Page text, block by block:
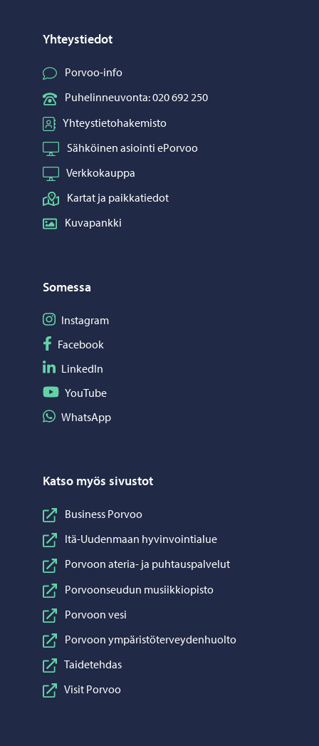
Yhteystiedot
Porvoo-info
Puhelinneuvonta: 020 692 250
Yhteystietohakemisto
Sähköinen asiointi ePorvoo
Verkkokauppa
Kartat ja paikkatiedot
Kuvapankki
Somessa
Seuraa Instagram
Instagram
Seuraa Facebook
Facebook
Seuraa LinkedIn
LinkedIn
Seuraa YouTube
YouTube
Jaa WhatsApp
WhatsApp
Katso myös sivustot
Business Porvoo
Itä-Uudenmaan hyvinvointialue
Porvoon ateria- ja puhtauspalvelut
Porvoonseudun musiikkiopisto
Porvoon vesi
Porvoon ympäristöterveydenhuolto
Taidetehdas
Visit Porvoo